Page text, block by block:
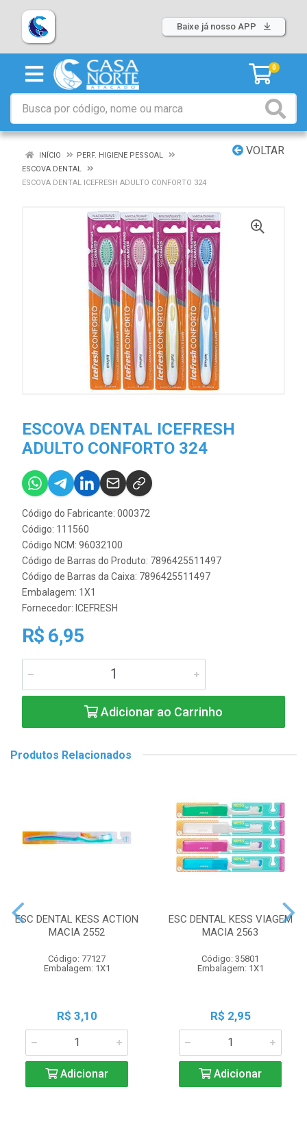
Baixe já nosso APP
0
VOLTAR
INÍCIO
PERF. HIGIENE PESSOAL
ESCOVA DENTAL
ESCOVA DENTAL ICEFRESH ADULTO CONFORTO 324
ESCOVA DENTAL ICEFRESH
ADULTO CONFORTO 324
Código do Fabricante: 000372
Código: 111560
Código NCM: 96032100
Código de Barras do Produto: 7896425511497
Código de Barras da Caixa: 7896425511497
Embalagem: 1X1
Fornecedor: ICEFRESH
R$ 6,95
Adicionar ao Carrinho
Produtos Relacionados
ESC DENTAL KESS ACTION
MACIA 2552
Código: 77127
Embalagem: 1X1
R$ 3,10
Adicionar
ESC DENTAL KESS VIAGEM
MACIA 2563
Código: 35801
Embalagem: 1X1
R$ 2,95
Adicionar